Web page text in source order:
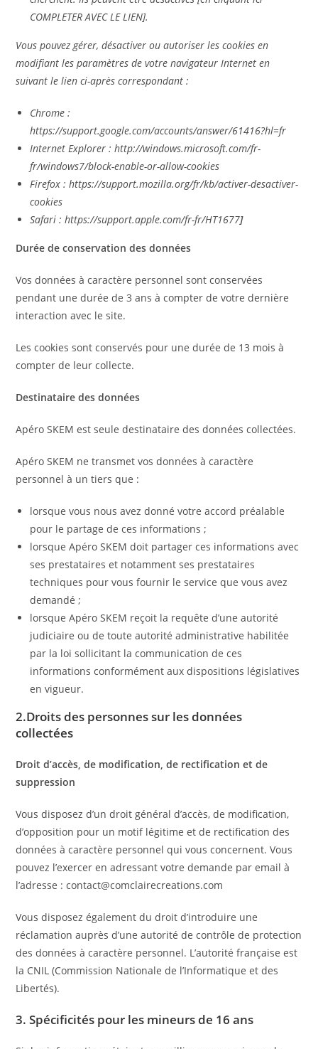
COMPLETER AVEC LE LIEN].
Vous pouvez gérer, désactiver ou autoriser les cookies en
modifiant les paramètres de votre navigateur Internet en
suivant le lien ci-après correspondant :
Chrome :
https://support.google.com/accounts/answer/61416?hl=fr
Internet Explorer : http://windows.microsoft.com/fr-
fr/windows7/block-enable-or-allow-cookies
Firefox : https://support.mozilla.org/fr/kb/activer-desactiver-
cookies
Safari : https://support.apple.com/fr-fr/HT1677]
Durée de conservation des données
Vos données à caractère personnel sont conservées
pendant une durée de 3 ans à compter de votre dernière
interaction avec le site.
Les cookies sont conservés pour une durée de 13 mois à
compter de leur collecte.
Destinataire des données
Apéro SKEM est seule destinataire des données collectées.
Apéro SKEM ne transmet vos données à caractère
personnel à un tiers que :
lorsque vous nous avez donné votre accord préalable
pour le partage de ces informations ;
lorsque Apéro SKEM doit partager ces informations avec
ses prestataires et notamment ses prestataires
techniques pour vous fournir le service que vous avez
demandé ;
lorsque Apéro SKEM reçoit la requête d’une autorité
judiciaire ou de toute autorité administrative habilitée
par la loi sollicitant la communication de ces
informations conformément aux dispositions législatives
en vigueur.
2.Droits des personnes sur les données
collectées
Droit d’accès, de modification, de rectification et de
suppression
Vous disposez d’un droit général d’accès, de modification,
d’opposition pour un motif légitime et de rectification des
données à caractère personnel qui vous concernent. Vous
pouvez l’exercer en adressant votre demande par email à
l’adresse : contact@comclairecreations.com
Vous disposez également du droit d’introduire une
réclamation auprès d’une autorité de contrôle de protection
des données à caractère personnel. L’autorité française est
la CNIL (Commission Nationale de l’Informatique et des
Libertés).
3. Spécificités pour les mineurs de 16 ans